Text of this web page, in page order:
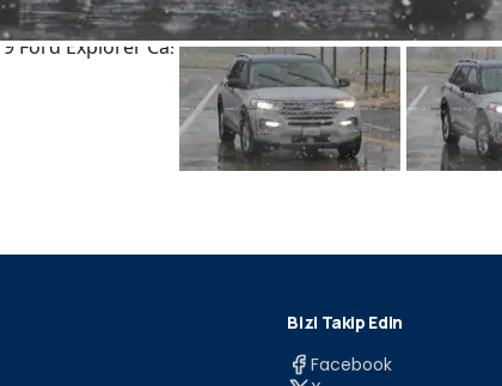
Bizi Takip Edin
Facebook